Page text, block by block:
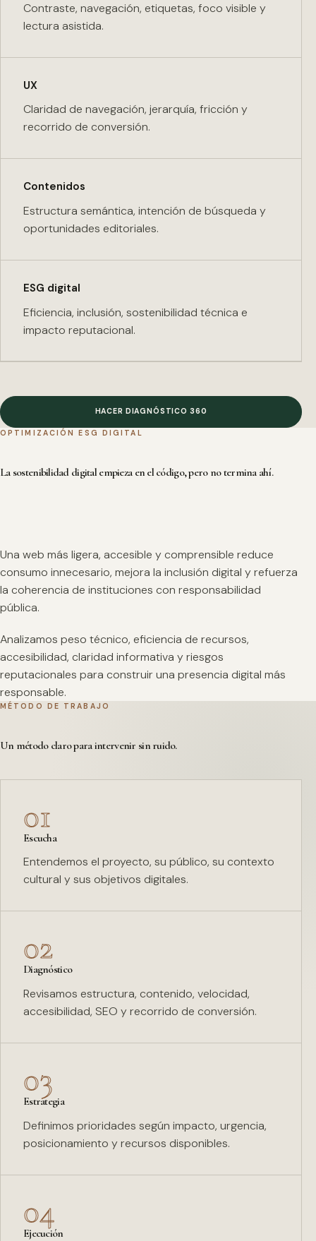
Contraste, navegación, etiquetas, foco visible y
lectura asistida.
UX
Claridad de navegación, jerarquía, fricción y
recorrido de conversión.
Contenidos
Estructura semántica, intención de búsqueda y
oportunidades editoriales.
ESG digital
Eficiencia, inclusión, sostenibilidad técnica e
impacto reputacional.
HACER DIAGNÓSTICO 360
OPTIMIZACIÓN ESG DIGITAL
La sostenibilidad digital empieza en el código, pero no termina ahí.
Una web más ligera, accesible y comprensible reduce
consumo innecesario, mejora la inclusión digital y refuerza
la coherencia de instituciones con responsabilidad
pública.
Analizamos peso técnico, eficiencia de recursos,
accesibilidad, claridad informativa y riesgos
reputacionales para construir una presencia digital más
responsable.
MÉTODO DE TRABAJO
Un método claro para intervenir sin ruido.
01
Escucha
Entendemos el proyecto, su público, su contexto
cultural y sus objetivos digitales.
02
Diagnóstico
Revisamos estructura, contenido, velocidad,
accesibilidad, SEO y recorrido de conversión.
03
Estrategia
Definimos prioridades según impacto, urgencia,
posicionamiento y recursos disponibles.
04
Ejecución